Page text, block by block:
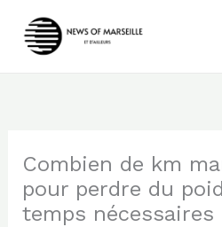
Combien de km
pour perdre du
temps nécessaires